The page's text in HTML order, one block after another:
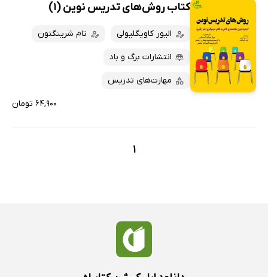
تازه‌ها
داغ‌ترین‌ها
پرفروش‌ها
پربحث‌ها
همه کتاب‌ها
کتاب‌های صوتی
کتاب‌های متنی
کتاب روش‌های تدریس نوین (1)
الیور کاویگلیولی تام شرینگتون
انتشارات برگ و باد
مهارت‌های تدریس
۶۴,۹۰۰ تومان
1